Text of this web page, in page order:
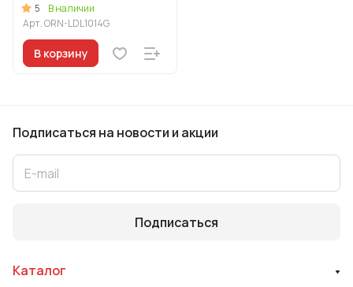
5
В наличии
Арт.ORN-LDL1014G
В корзину
Подписаться на новости и акции
Подписаться
Каталог